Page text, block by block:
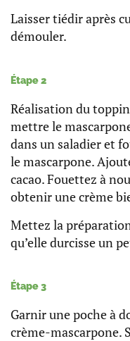
Laisser tiédir après
démouler.
Étape 2
Réalisation du
mettre le
dans un saladier et
le mascarpone.
cacao. Fouettez à
obtenir une crème
Mettez la
qu’elle durcisse un
Étape 3
Garnir une poche à
crème-mascarpone.